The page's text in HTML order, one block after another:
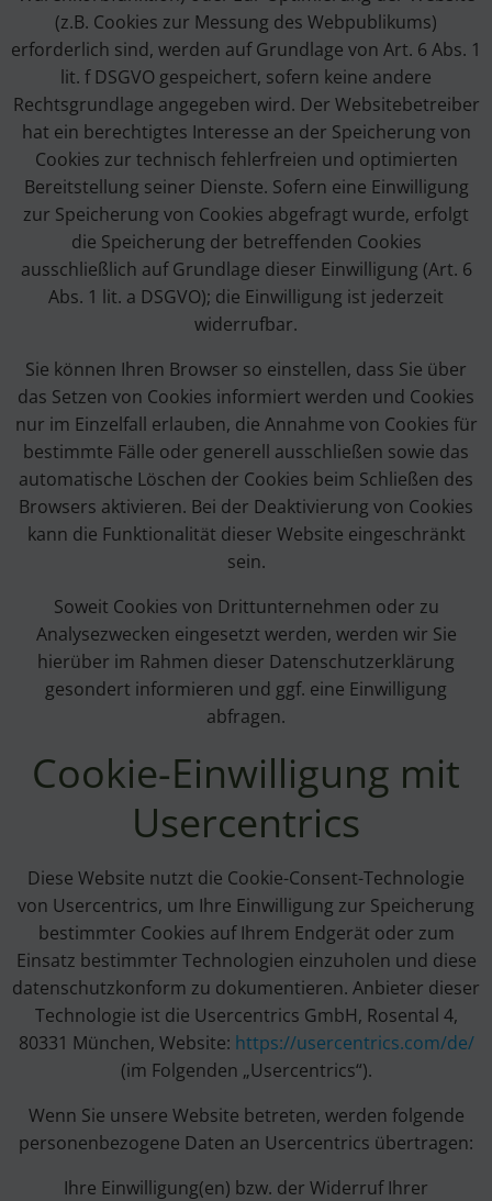
(z.B. Cookies zur Messung des Webpublikums)
erforderlich sind, werden auf Grundlage von Art. 6 Abs. 1
lit. f DSGVO gespeichert, sofern keine andere
Rechtsgrundlage angegeben wird. Der Websitebetreiber
hat ein berechtigtes Interesse an der Speicherung von
Cookies zur technisch fehlerfreien und optimierten
Bereitstellung seiner Dienste. Sofern eine Einwilligung
zur Speicherung von Cookies abgefragt wurde, erfolgt
die Speicherung der betreffenden Cookies
ausschließlich auf Grundlage dieser Einwilligung (Art. 6
Abs. 1 lit. a DSGVO); die Einwilligung ist jederzeit
widerrufbar.
Sie können Ihren Browser so einstellen, dass Sie über
das Setzen von Cookies informiert werden und Cookies
nur im Einzelfall erlauben, die Annahme von Cookies für
bestimmte Fälle oder generell ausschließen sowie das
automatische Löschen der Cookies beim Schließen des
Browsers aktivieren. Bei der Deaktivierung von Cookies
kann die Funktionalität dieser Website eingeschränkt
sein.
Soweit Cookies von Drittunternehmen oder zu
Analysezwecken eingesetzt werden, werden wir Sie
hierüber im Rahmen dieser Datenschutzerklärung
gesondert informieren und ggf. eine Einwilligung
abfragen.
Cookie-Einwilligung mit
Usercentrics
Diese Website nutzt die Cookie-Consent-Technologie
von Usercentrics, um Ihre Einwilligung zur Speicherung
bestimmter Cookies auf Ihrem Endgerät oder zum
Einsatz bestimmter Technologien einzuholen und diese
datenschutzkonform zu dokumentieren. Anbieter dieser
Technologie ist die Usercentrics GmbH, Rosental 4,
80331 München, Website: https://usercentrics.com/de/
(im Folgenden „Usercentrics“).
Wenn Sie unsere Website betreten, werden folgende
personenbezogene Daten an Usercentrics übertragen:
Ihre Einwilligung(en) bzw. der Widerruf Ihrer